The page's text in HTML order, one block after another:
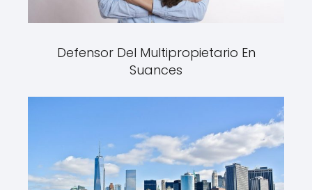
Defensor Del Multipropietario En
Suances